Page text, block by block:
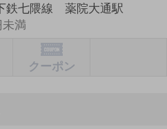
鉄七隈線 薬院大通駅
未満
クーポン